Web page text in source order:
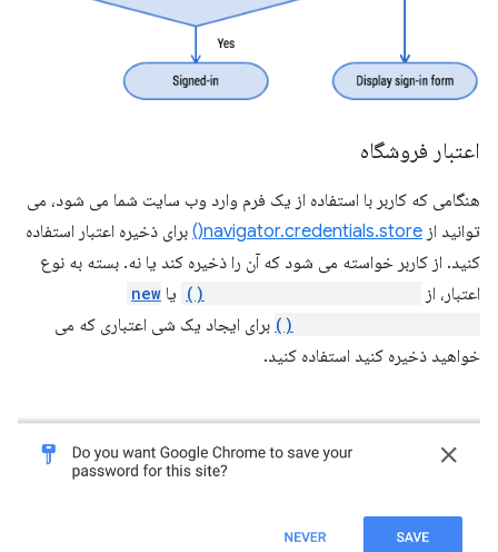
اعتبار فروشگاه
هنگامی که کاربر با استفاده از یک فرم وارد وب سایت شما می شود، می
توانید از navigator.credentials.store()
برای ذخیره اعتبار استفاده
کنید. از کاربر خواسته می شود که آن را ذخیره کند یا نه. بسته به نوع
اعتبار، از
یا new
برای ایجاد یک شی اعتباری که می
خواهید ذخیره کنید استفاده کنید.